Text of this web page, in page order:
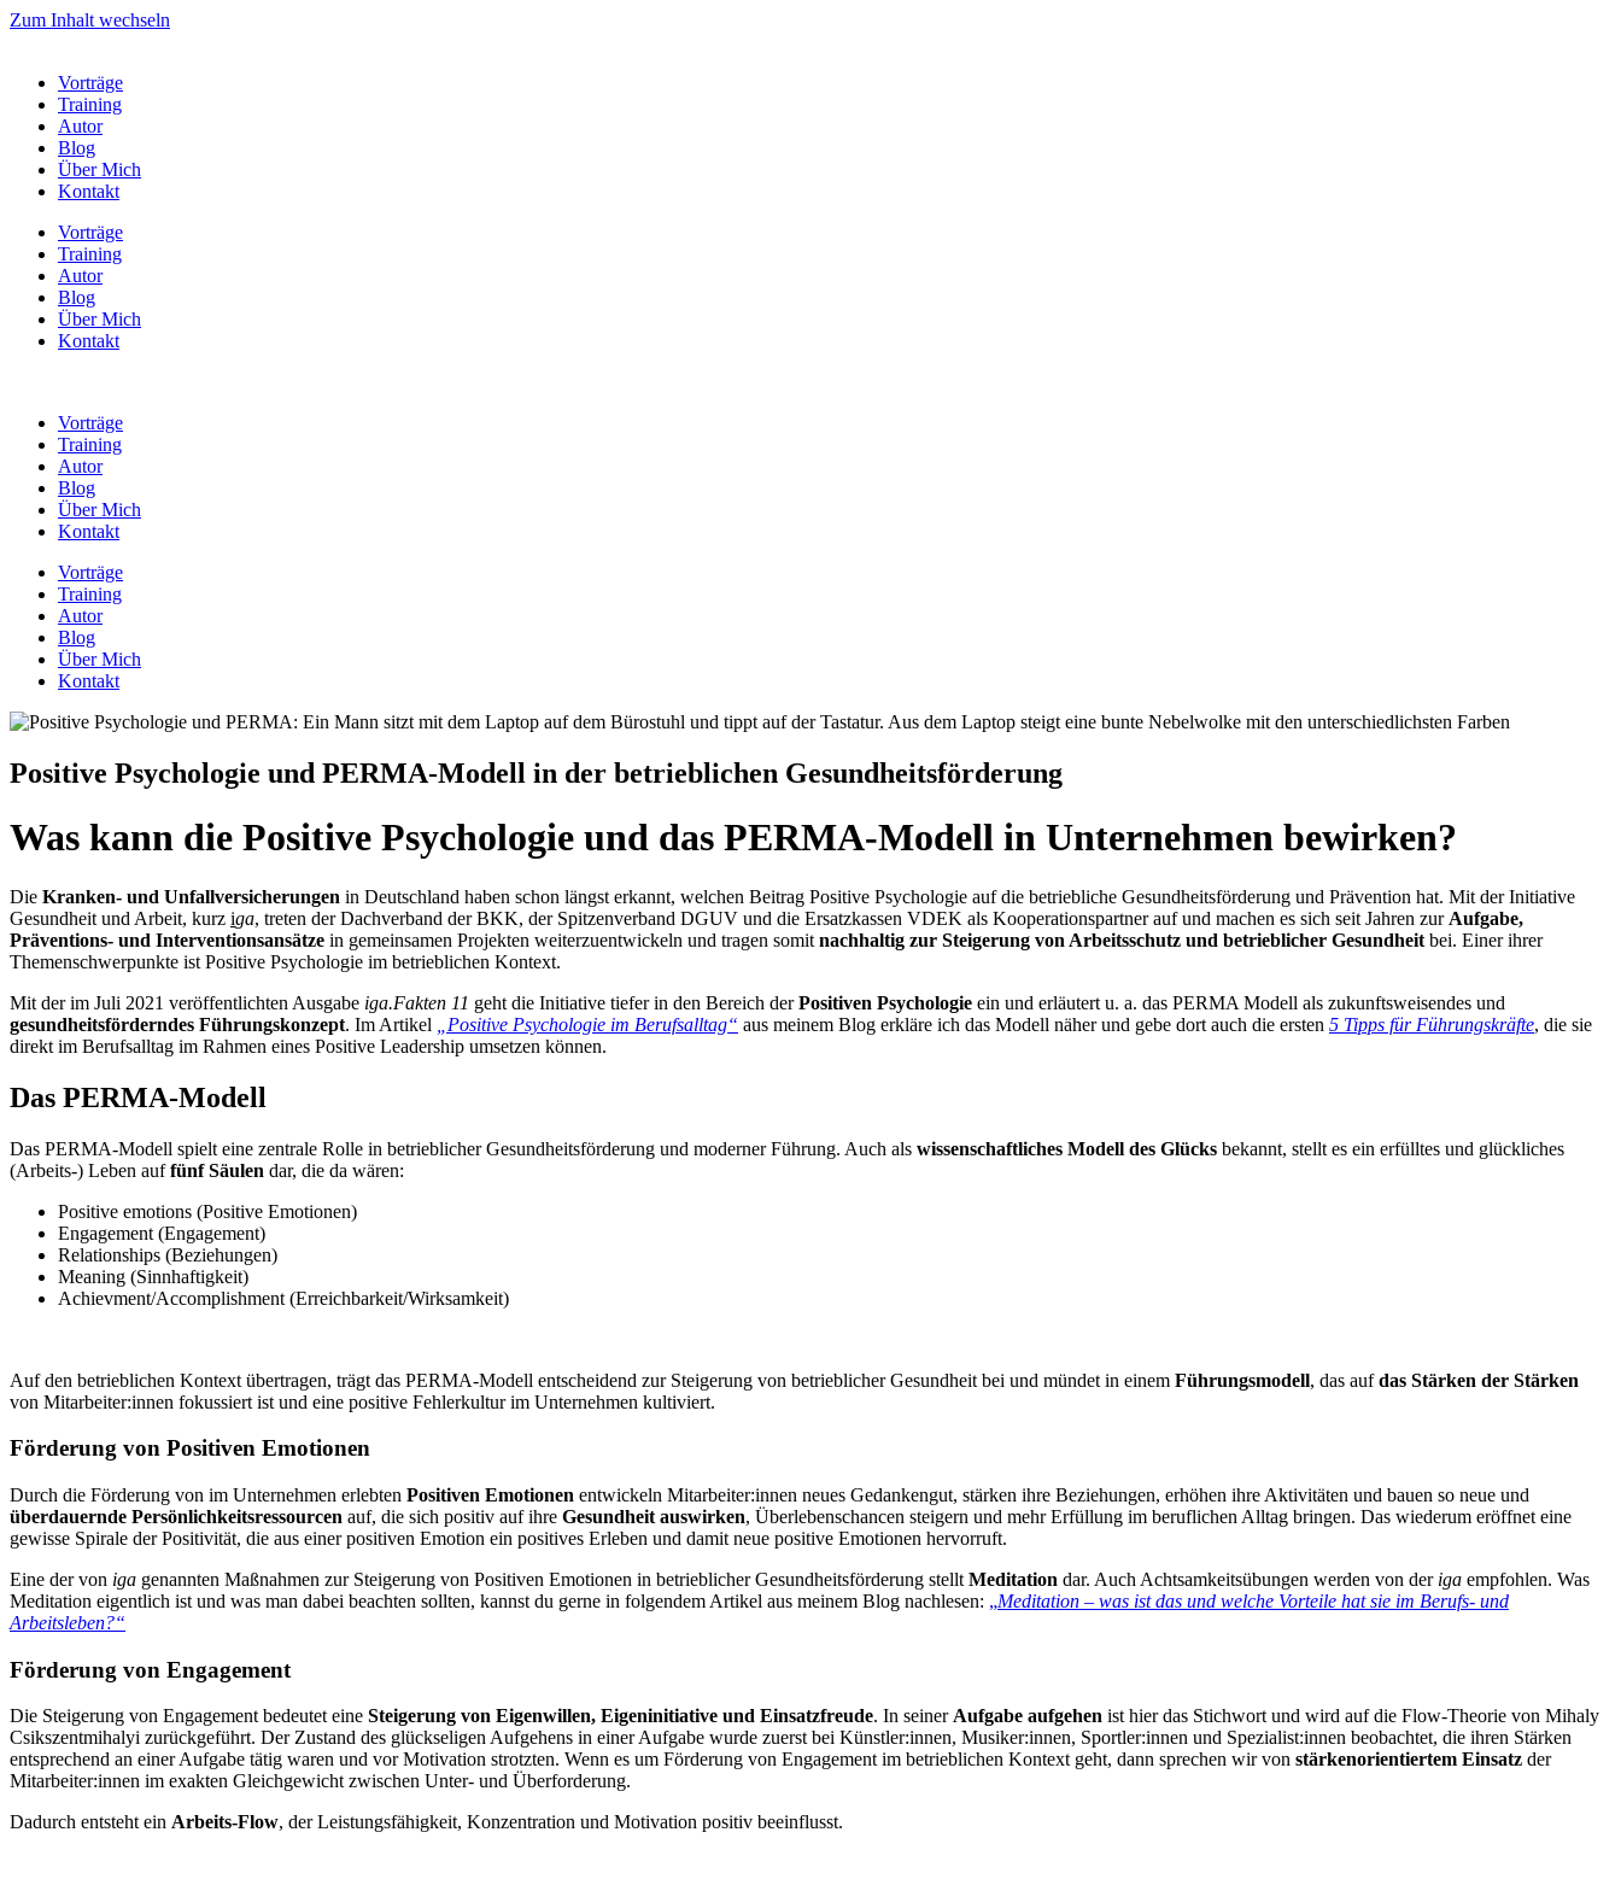
Zum Inhalt wechseln
Vorträge
Training
Autor
Blog
Über Mich
Kontakt
Vorträge
Training
Autor
Blog
Über Mich
Kontakt
Vorträge
Training
Autor
Blog
Über Mich
Kontakt
Vorträge
Training
Autor
Blog
Über Mich
Kontakt
Positive Psychologie und PERMA-Modell in der betrieblichen Gesundheitsförderung
Was kann die Positive Psychologie und das PERMA-Modell in Unternehmen bewirken?
Die Kranken- und Unfallversicherungen in Deutschland haben schon längst erkannt, welchen Beitrag Positive Psychologie auf die betriebliche Gesundheitsförderung und Prävention hat. Mit der Initiative
Gesundheit und Arbeit, kurz iga, treten der Dachverband der BKK, der Spitzenverband DGUV und die Ersatzkassen VDEK als Kooperationspartner auf und machen es sich seit Jahren zur Aufgabe,
Präventions- und Interventionsansätze in gemeinsamen Projekten weiterzuentwickeln und tragen somit nachhaltig zur Steigerung von Arbeitsschutz und betrieblicher Gesundheit bei. Einer ihrer
Themenschwerpunkte ist Positive Psychologie im betrieblichen Kontext.
Mit der im Juli 2021 veröffentlichten Ausgabe iga.Fakten 11 geht die Initiative tiefer in den Bereich derPositiven Psychologie ein und erläutert u. a. das PERMA Modell als zukunftsweisendes und
gesundheitsförderndes Führungskonzept. Im Artikel „Positive Psychologie im Berufsalltag“ aus meinem Blog erkläre ich das Modell näher und gebe dort auch die ersten 5 Tipps für Führungskräfte, die sie
direkt im Berufsalltag im Rahmen eines Positive Leadership umsetzen können.
Das PERMA-Modell
Das PERMA-Modell spielt eine zentrale Rolle in betrieblicher Gesundheitsförderung und moderner Führung. Auch als wissenschaftliches Modell des Glücks bekannt, stellt es ein erfülltes und glückliches
(Arbeits-) Leben auffünf Säulen dar, die da wären:
Positive emotions (Positive Emotionen)
Engagement (Engagement)
Relationships (Beziehungen)
Meaning (Sinnhaftigkeit)
Achievment/Accomplishment (Erreichbarkeit/Wirksamkeit)
Auf den betrieblichen Kontext übertragen, trägt das PERMA-Modell entscheidend zur Steigerung von betrieblicher Gesundheit bei und mündet in einem Führungsmodell, das aufdas Stärken der Stärken
von Mitarbeiter:innen fokussiert ist und eine positive Fehlerkultur im Unternehmen kultiviert.
Förderung von Positiven Emotionen
Durch die Förderung von im Unternehmen erlebten Positiven Emotionen entwickeln Mitarbeiter:innen neues Gedankengut, stärken ihre Beziehungen, erhöhen ihre Aktivitäten und bauen so neue und
überdauernde Persönlichkeitsressourcen auf, die sich positiv auf ihre Gesundheit auswirken, Überlebenschancen steigern und mehr Erfüllung im beruflichen Alltag bringen. Das wiederum eröffnet eine
gewisse Spirale der Positivität, die aus einer positiven Emotion ein positives Erleben und damit neue positive Emotionen hervorruft.
Eine der von iga genannten Maßnahmen zur Steigerung von Positiven Emotionen in betrieblicher Gesundheitsförderung stellt Meditation dar. Auch Achtsamkeitsübungen werden von der iga empfohlen. Was
Meditation eigentlich ist und was man dabei beachten sollten, kannst du gerne in folgendem Artikel aus meinem Blog nachlesen: „Meditation – was ist das und welche Vorteile hat sie im Berufs- und
Arbeitsleben?“
Förderung von Engagement
Die Steigerung von Engagement bedeutet eine Steigerung von Eigenwillen, Eigeninitiative und Einsatzfreude. In seinerAufgabe aufgehen ist hier das Stichwort und wird auf die Flow-Theorie von Mihaly
Csikszentmihalyi zurückgeführt. Der Zustand des glückseligen Aufgehens in einer Aufgabe wurde zuerst bei Künstler:innen, Musiker:innen, Sportler:innen und Spezialist:innen beobachtet, die ihren Stärken
entsprechend an einer Aufgabe tätig waren und vor Motivation strotzten. Wenn es um Förderung von Engagement im betrieblichen Kontext geht, dann sprechen wir von stärkenorientiertem Einsatz der
Mitarbeiter:innen im exakten Gleichgewicht zwischen Unter- und Überforderung.
Dadurch entsteht ein Arbeits-Flow, der Leistungsfähigkeit, Konzentration und Motivation positiv beeinflusst.